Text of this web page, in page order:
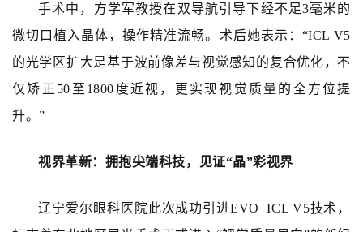
手术中，方学军教授在双导航引导下经不足3毫米的
微切口植入晶体，操作精准流畅。术后她表示：“ICL V5
的光学区扩大是基于波前像差与视觉感知的复合优化，不
仅矫正50至1800度近视，更实现视觉质量的全方位提
升。”
视界革新： 拥抱尖端科技，见证“晶”彩视界
辽宁爱尔眼科医院此次成功引进EVO+ICL V5技术，